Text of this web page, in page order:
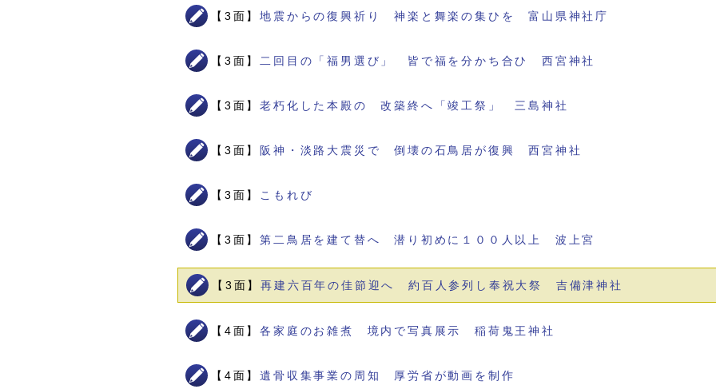
【3面】地震からの復興祈り 神楽と舞楽の集ひを 富山県神社庁
【3面】 二回目の「福男選び」 皆で福を分かち合ひ 西宮神社
【3面】老朽化した本殿の 改築終へ「竣工祭」 三島神社
【3面】 阪神・淡路大震災で 倒壊の石鳥居が復興 西宮神社
【3面】 こもれび
【3面】第二鳥居を建て替へ 潜り初めに１００人以上 波上宮
【3面】再建六百年の佳節迎へ 約百人参列し奉祝大祭 吉備津神社
【4面】各家庭のお雑煮 境内で写真展示 稲荷鬼王神社
【4面】遺骨収集事業の周知 厚労省が動画を制作